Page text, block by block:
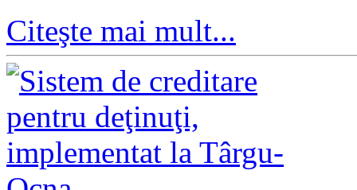
Citeşte mai mult...